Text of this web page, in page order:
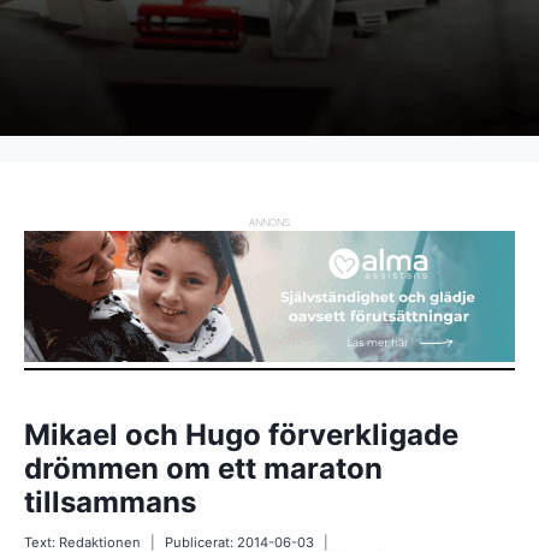
ANNONS
Mikael och Hugo förverkligade
drömmen om ett maraton
tillsammans
Text: Redaktionen Publicerat: 2014-06-03